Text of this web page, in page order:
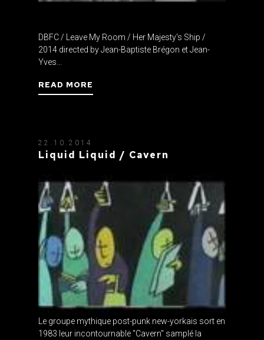
DBFC / Leave My Room / Her Majesty's Ship /
2014 directed by Jean-Baptiste Brégon et Jean-
Yves...
READ MORE
22.10.2014
Liquid Liquid / Cavern
Le groupe mythique post-punk new-yorkais sort en
1983 leur incontournable "Cavern" samplé la